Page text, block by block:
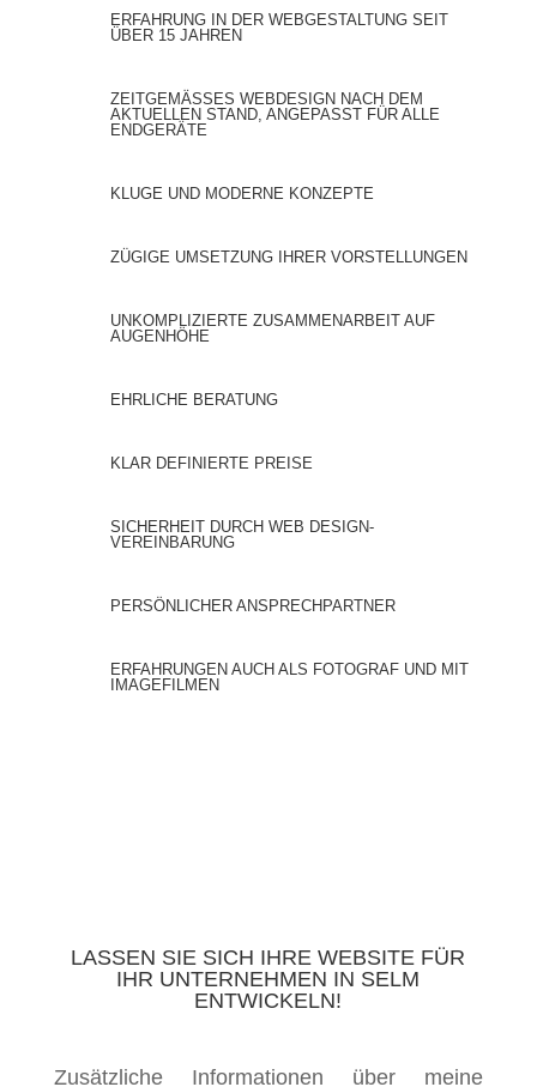
ERFAHRUNG IN DER WEBGESTALTUNG SEIT
ÜBER 15 JAHREN
ZEITGEMÄSSES WEBDESIGN NACH DEM A
KTUELLEN STAND, ANGEPASST FÜR ALLE E
NDGERÄTE
KLUGE UND MODERNE KONZEPTE
ZÜGIGE UMSETZUNG IHRER VORSTELLUNGEN
UNKOMPLIZIERTE ZUSAMMENARBEIT AUF
AUGENHÖHE
EHRLICHE BERATUNG
KLAR DEFINIERTE PREISE
SICHERHEIT DURCH WEB DESIGN-
VEREINBARUNG
PERSÖNLICHER ANSPRECHPARTNER
ERFAHRUNGEN AUCH ALS FOTOGRAF UND MIT
IMAGEFILMEN
LASSEN SIE SICH IHRE WEBSITE FÜR
IHR UNTERNEHMEN IN SELM
ENTWICKELN!
Zusätzliche Informationen über meine